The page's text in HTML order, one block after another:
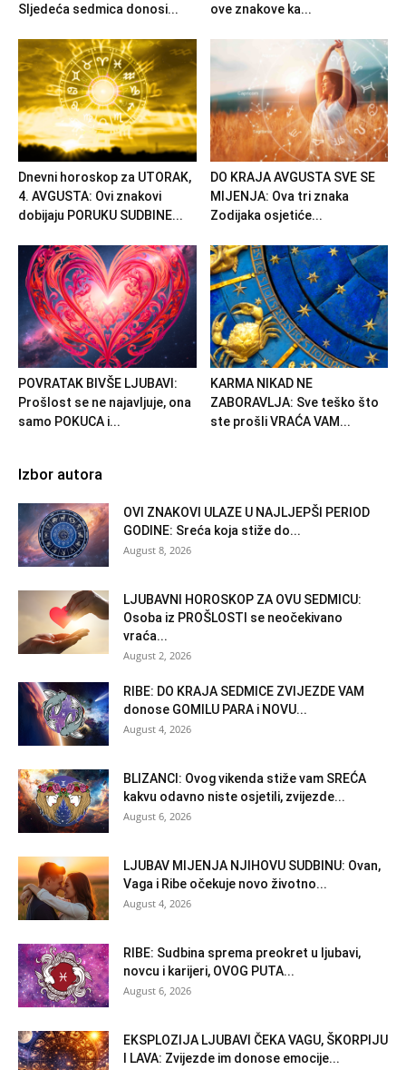
Sljedeća sedmica donosi...
ove znakove ka...
Dnevni horoskop za UTORAK,
4. AVGUSTA: Ovi znakovi
dobijaju PORUKU SUDBINE...
DO KRAJA AVGUSTA SVE SE
MIJENJA: Ova tri znaka
Zodijaka osjetiće...
POVRATAK BIVŠE LJUBAVI:
Prošlost se ne najavljuje, ona
samo POKUCA i...
KARMA NIKAD NE
ZABORAVLJA: Sve teško što
ste prošli VRAĆA VAM...
Izbor autora
OVI ZNAKOVI ULAZE U NAJLJEPŠI PERIOD
GODINE: Sreća koja stiže do...
August 8, 2026
LJUBAVNI HOROSKOP ZA OVU SEDMICU:
Osoba iz PROŠLOSTI se neočekivano
vraća...
August 2, 2026
RIBE: DO KRAJA SEDMICE ZVIJEZDE VAM
donose GOMILU PARA i NOVU...
August 4, 2026
BLIZANCI: Ovog vikenda stiže vam SREĆA
kakvu odavno niste osjetili, zvijezde...
August 6, 2026
LJUBAV MIJENJA NJIHOVU SUDBINU: Ovan,
Vaga i Ribe očekuje novo životno...
August 4, 2026
RIBE: Sudbina sprema preokret u ljubavi,
novcu i karijeri, OVOG PUTA...
August 6, 2026
EKSPLOZIJA LJUBAVI ČEKA VAGU, ŠKORPIJU
I LAVA: Zvijezde im donose emocije...